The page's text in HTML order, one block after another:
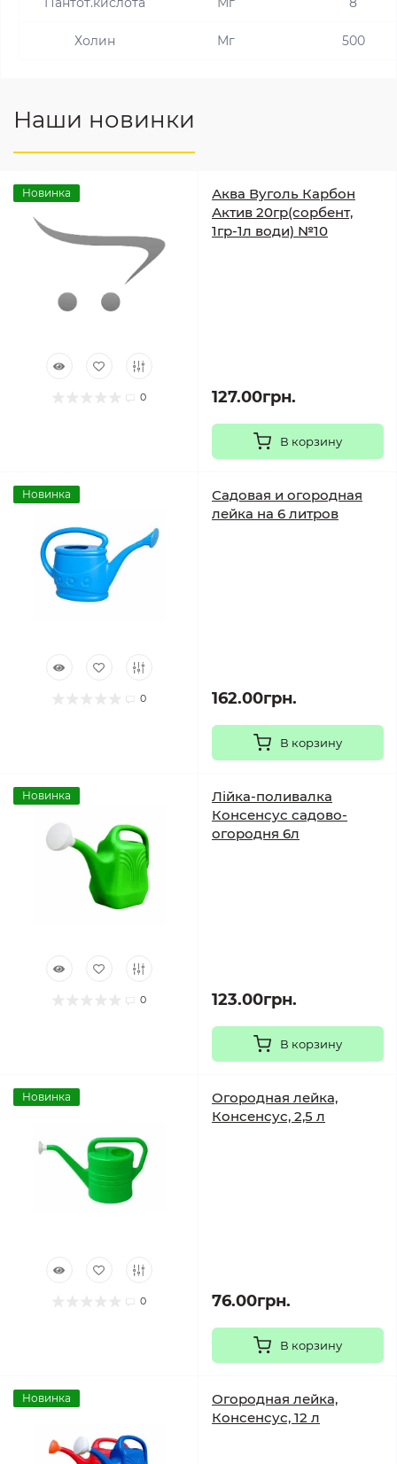
Холин Мг 500
Наши новинки
Новинка
0
Аква Вуголь Карбон
Актив 20гр(сорбент,
1гр-1л води) №10
127.00грн.
В корзину
Новинка
0
Садовая и огородная
лейка на 6 литров
162.00грн.
В корзину
Новинка
0
Лійка-поливалка
Консенсус садово-
огородня 6л
123.00грн.
В корзину
Новинка
0
Огородная лейка,
Консенсус, 2,5 л
76.00грн.
В корзину
Новинка
Огородная лейка,
Консенсус, 12 л